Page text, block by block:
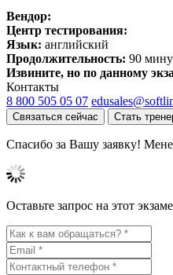
Вендор:
Центр тестирования:
Язык: английский
Продолжительность: 90
Извините, но по данному
Контакты
8 800 505 05 07
Связаться сейчас Стать
Спасибо за Вашу заявку!
Оставьте запрос на этот